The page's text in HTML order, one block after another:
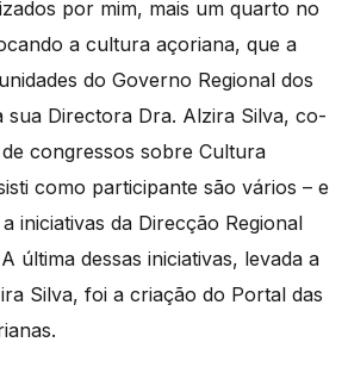
por mim, mais um quarto no
a cultura açoriana, que a
do Governo Regional dos
sua Directora Dra. Alzira Silva, co-
congressos sobre Cultura
como participante são vários – e
iniciativas da Direcção Regional
última dessas iniciativas, levada a
Silva, foi a criação do Portal das